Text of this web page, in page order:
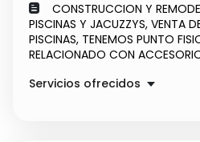
CONSTRUCCION Y
PISCINAS Y JACUZZYS, VENTA
PISCINAS, TENEMOS PUNTO
RELACIONADO CON
Servicios ofrecidos